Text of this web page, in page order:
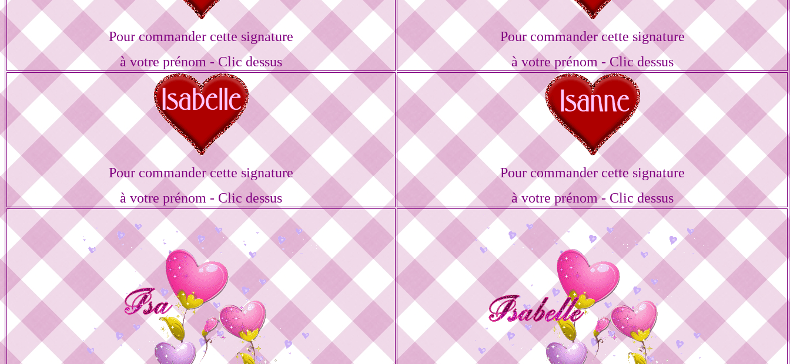
Pour commander cette signature
à votre prénom - Clic dessus
Pour commander cette signature
à votre prénom - Clic dessus
Pour commander cette signature
à votre prénom - Clic dessus
Pour commander cette signature
à votre prénom - Clic dessus